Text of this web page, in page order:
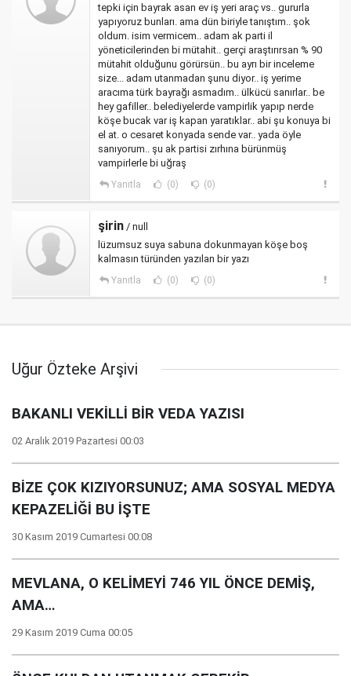
tepki için bayrak asan ev iş yeri araç vs.. gururla
yapıyoruz bunları. ama dün biriyle tanıştım.. şok
oldum. isim vermicem.. adam ak parti il
yöneticilerinden bi mütahit.. gerçi araştırırsan % 90
mütahit olduğunu görürsün.. bu ayrı bir inceleme
size... adam utanmadan şunu diyor.. iş yerime
aracıma türk bayrağı asmadım.. ülkücü sanırlar.. be
hey gafiller.. belediyelerde vampirlik yapıp nerde
köşe bucak var iş kapan yaratıklar.. abi şu konuya bi
el at. o cesaret konyada sende var.. yada öyle
sanıyorum.. şu ak partisi zırhına bürünmüş
vampirlerle bi uğraş
Yanıtla (0) (0)
şirin / null
lüzumsuz suya sabuna dokunmayan köşe boş
kalmasın türünden yazılan bir yazı
Yanıtla (0) (0)
Uğur Özteke Arşivi
BAKANLI VEKİLLİ BİR VEDA YAZISI
02 Aralık 2019 Pazartesi 00:03
BİZE ÇOK KIZIYORSUNUZ; AMA SOSYAL MEDYA
KEPAZELİĞİ BU İŞTE
30 Kasım 2019 Cumartesi 00:08
MEVLANA, O KELİMEYİ 746 YIL ÖNCE DEMİŞ,
AMA…
29 Kasım 2019 Cuma 00:05